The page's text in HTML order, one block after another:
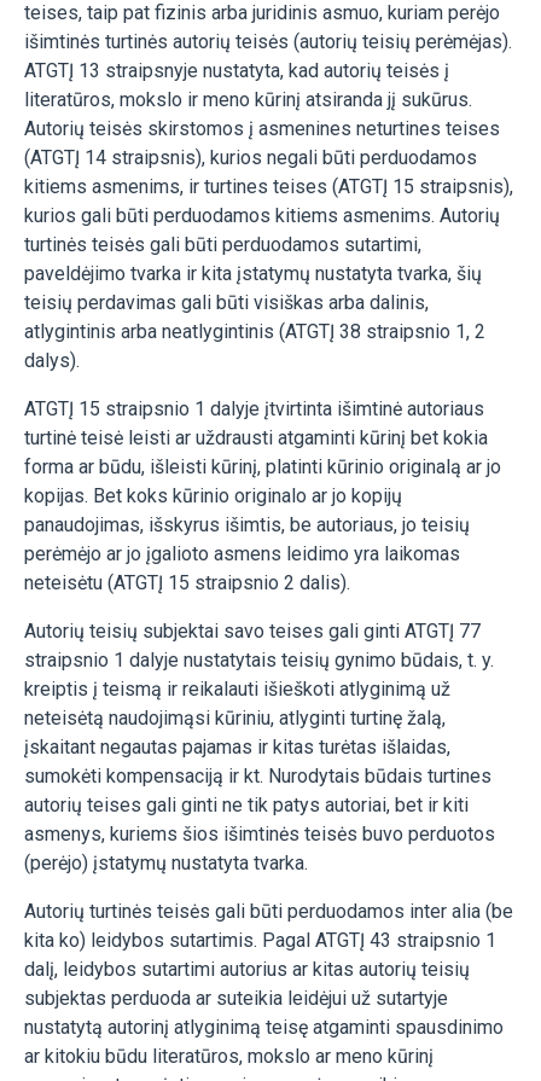
teises, taip pat fizinis arba juridinis asmuo, kuriam perėjo
išimtinės turtinės autorių teisės (autorių teisių perėmėjas).
ATGTĮ 13 straipsnyje nustatyta, kad autorių teisės į
literatūros, mokslo ir meno kūrinį atsiranda jį sukūrus.
Autorių teisės skirstomos į asmenines neturtines teises
(ATGTĮ 14 straipsnis), kurios negali būti perduodamos
kitiems asmenims, ir turtines teises (ATGTĮ 15 straipsnis),
kurios gali būti perduodamos kitiems asmenims. Autorių
turtinės teisės gali būti perduodamos sutartimi,
paveldėjimo tvarka ir kita įstatymų nustatyta tvarka, šių
teisių perdavimas gali būti visiškas arba dalinis,
atlygintinis arba neatlygintinis (ATGTĮ 38 straipsnio 1, 2
dalys).
ATGTĮ 15 straipsnio 1 dalyje įtvirtinta išimtinė autoriaus
turtinė teisė leisti ar uždrausti atgaminti kūrinį bet kokia
forma ar būdu, išleisti kūrinį, platinti kūrinio originalą ar jo
kopijas. Bet koks kūrinio originalo ar jo kopijų
panaudojimas, išskyrus išimtis, be autoriaus, jo teisių
perėmėjo ar jo įgalioto asmens leidimo yra laikomas
neteisėtu (ATGTĮ 15 straipsnio 2 dalis).
Autorių teisių subjektai savo teises gali ginti ATGTĮ 77
straipsnio 1 dalyje nustatytais teisių gynimo būdais, t. y.
kreiptis į teismą ir reikalauti išieškoti atlyginimą už
neteisėtą naudojimąsi kūriniu, atlyginti turtinę žalą,
įskaitant negautas pajamas ir kitas turėtas išlaidas,
sumokėti kompensaciją ir kt. Nurodytais būdais turtines
autorių teises gali ginti ne tik patys autoriai, bet ir kiti
asmenys, kuriems šios išimtinės teisės buvo perduotos
(perėjo) įstatymų nustatyta tvarka.
Autorių turtinės teisės gali būti perduodamos inter alia (be
kita ko) leidybos sutartimis. Pagal ATGTĮ 43 straipsnio 1
dalį, leidybos sutartimi autorius ar kitas autorių teisių
subjektas perduoda ar suteikia leidėjui už sutartyje
nustatytą autorinį atlyginimą teisę atgaminti spausdinimo
ar kitokiu būdu literatūros, mokslo ar meno kūrinį